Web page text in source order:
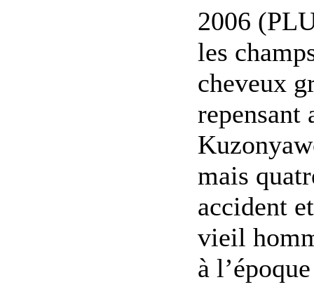
2006
les
cheveux
repensant
mais
accident
vieil
à